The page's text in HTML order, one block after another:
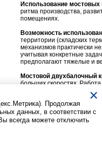
Использование мостовых
ритма производства,
помещениях.
Возможность
территории (складских
механизмов практически
учитывая конкретные
предполагают тяжелые и
Мостовой двухбалочный
больших скоростях.
работа путем управления
Использование мостового
терминалах и открытых
незаменимым.
Двухбалочный мостовой
(машиностроительная,
Продолжая
данных, в соответствии с
всегда можете отключить
×